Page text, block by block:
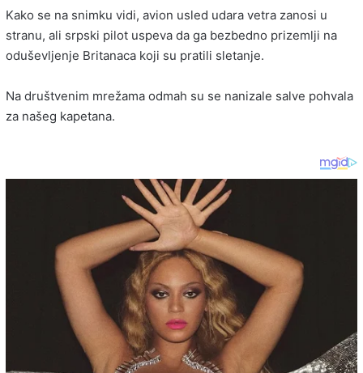
Kako se na snimku vidi, avion usled udara vetra zanosi u
stranu, ali srpski pilot uspeva da ga bezbedno prizemlji na
oduševljenje Britanaca koji su pratili sletanje.
Na društvenim mrežama odmah su se nanizale salve pohvala
za našeg kapetana.